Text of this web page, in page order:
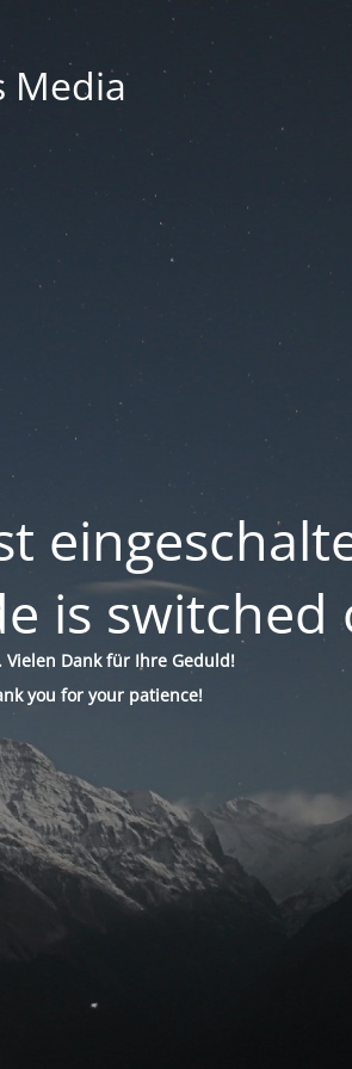
Media
is switched
Dank für Ihre Geduld!
you for your patience!